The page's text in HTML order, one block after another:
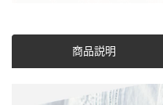
商品説明